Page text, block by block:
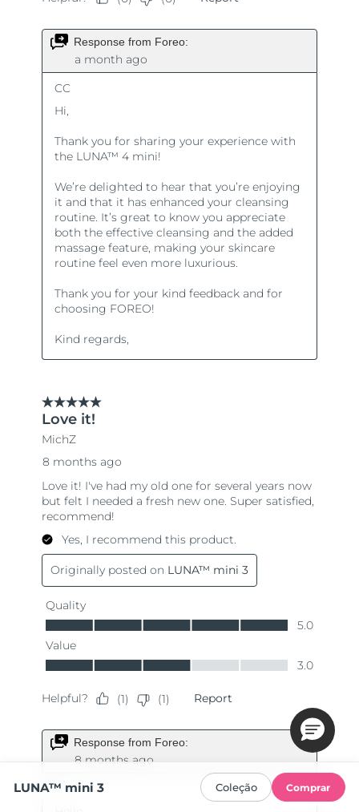
LUNA™ mini 3 Coleção Comprar